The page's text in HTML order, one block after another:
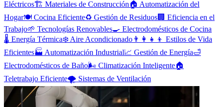
Eléctricos🏗️ Materiales de Construcción🏠 Automatización del
Hogar🍽️ Cocina Eficiente♻️ Gestión de Residuos🏢 Eficiencia en el
Trabajo🌱 Tecnologías Renovables🍳 Electrodomésticos de Cocina
🌡️ Energía Térmica❄️ Aire Acondicionado 👨‍👩‍👧‍👦 Estilos de Vida
Eficientes🏭 Automatización Industrial📈 Gestión de Energía🛁
Electrodomésticos de Baño🌬️ Climatización Inteligente🏠
Teletrabajo Eficiente🌪️ Sistemas de Ventilación